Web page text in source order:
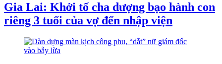
Gia Lai: Khởi tố cha dượng bạo hành con
riêng 3 tuổi của vợ đến nhập viện